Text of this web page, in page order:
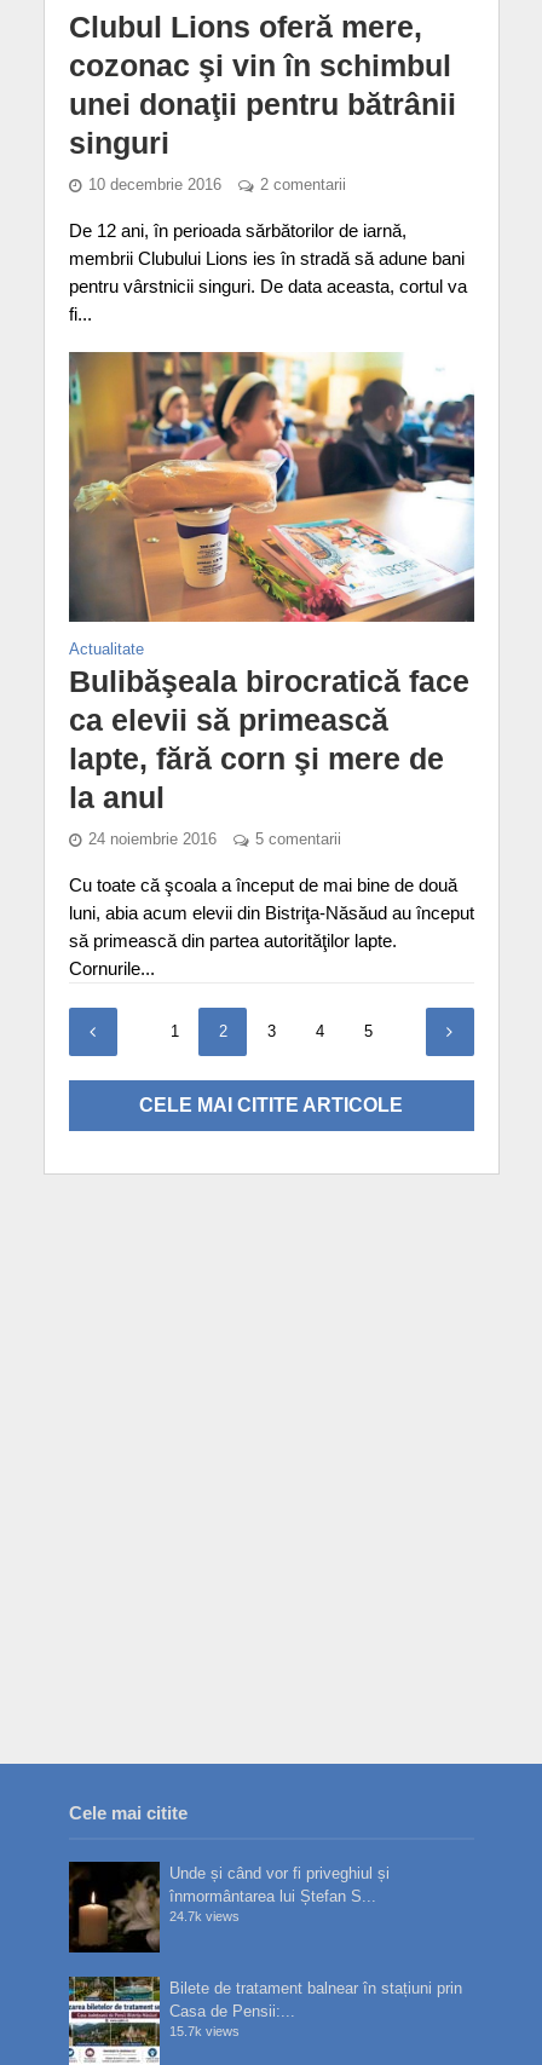
Clubul Lions oferă mere,
cozonac şi vin în schimbul
unei donaţii pentru bătrânii
singuri
10 decembrie 2016 2 comentarii
De 12 ani, în perioada sărbătorilor de iarnă,
membrii Clubului Lions ies în stradă să adune bani
pentru vârstnicii singuri. De data aceasta, cortul va
fi...
Actualitate
Bulibăşeala birocratică face
ca elevii să primească
lapte, fără corn şi mere de
la anul
24 noiembrie 2016 5 comentarii
Cu toate că şcoala a început de mai bine de două
luni, abia acum elevii din Bistriţa-Năsăud au început
să primească din partea autorităţilor lapte.
Cornurile...
1 2 3 4 5
CELE MAI CITITE ARTICOLE
Cele mai citite
Unde și când vor fi priveghiul și
înmormântarea lui Ștefan S...
24.7k views
Bilete de tratament balnear în stațiuni prin
Casa de Pensii:...
15.7k views